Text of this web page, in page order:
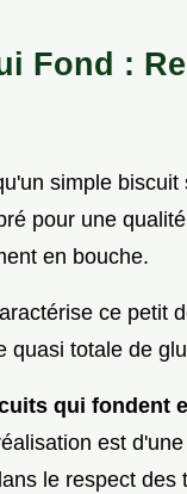
Fond :
simple
pour une
en bouche.
ce petit
quasi totale de
qui fondent
est
le respect des